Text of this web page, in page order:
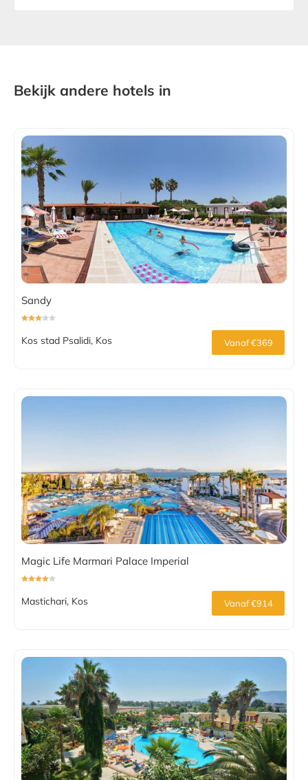
Bekijk andere hotels in
Sandy
Kos stad Psalidi, Kos Vanaf €369
Magic Life Marmari Palace Imperial
Mastichari, Kos Vanaf €914